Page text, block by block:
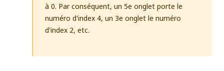
à 0. Par conséquent, un 5e onglet porte le
numéro d'index 4, un 3e onglet le numéro
d'index 2, etc.